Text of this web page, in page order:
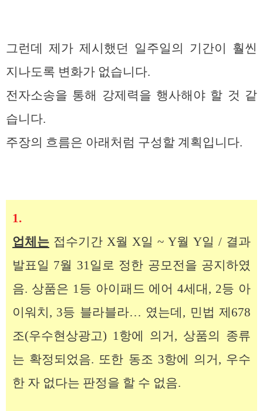
그런데 제가 제시했던 일주일의 기간이 훨씬
지나도록 변화가 없습니다.
전자소송을 통해 강제력을 행사해야 할 것 같
습니다.
주장의 흐름은 아래처럼 구성할 계획입니다.
1.
업체는 접수기간 X월 X일 ~ Y월 Y일 / 결과
발표일 7월 31일로 정한 공모전을 공지하였
음. 상품은 1등 아이패드 에어 4세대, 2등 아
이워치, 3등 블라블라… 였는데, 민법 제678
조(우수현상광고) 1항에 의거, 상품의 종류
는 확정되었음. 또한 동조 3항에 의거, 우수
한 자 없다는 판정을 할 수 없음.